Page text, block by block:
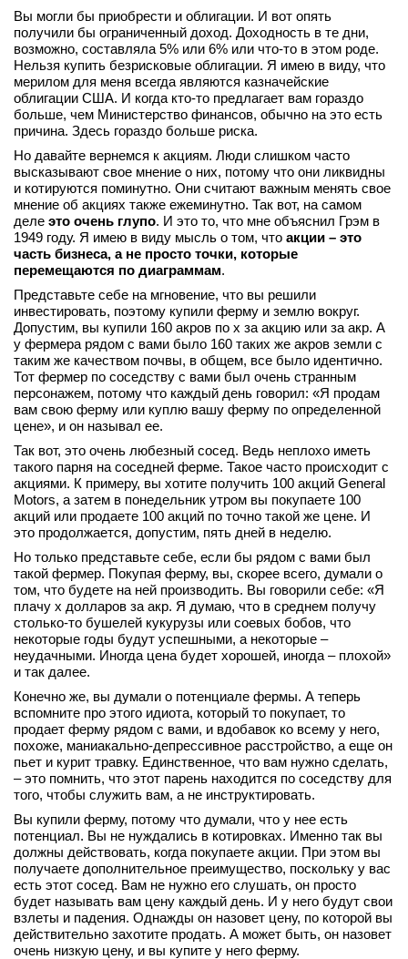
Вы могли бы приобрести и облигации. И вот опять
получили бы ограниченный доход. Доходность в те дни,
возможно, составляла 5% или 6% или что-то в этом роде.
Нельзя купить безрисковые облигации. Я имею в виду, что
мерилом для меня всегда являются казначейские
облигации США. И когда кто-то предлагает вам гораздо
больше, чем Министерство финансов, обычно на это есть
причина. Здесь гораздо больше риска.
Но давайте вернемся к акциям. Люди слишком часто
высказывают свое мнение о них, потому что они ликвидны
и котируются поминутно. Они считают важным менять свое
мнение об акциях также ежеминутно. Так вот, на самом
деле это очень глупо. И это то, что мне объяснил Грэм в
1949 году. Я имею в виду мысль о том, что акции – это
часть бизнеса, а не просто точки, которые
перемещаются по диаграммам.
Представьте себе на мгновение, что вы решили
инвестировать, поэтому купили ферму и землю вокруг.
Допустим, вы купили 160 акров по х за акцию или за акр. А
у фермера рядом с вами было 160 таких же акров земли с
таким же качеством почвы, в общем, все было идентично.
Тот фермер по соседству с вами был очень странным
персонажем, потому что каждый день говорил: «Я продам
вам свою ферму или куплю вашу ферму по определенной
цене», и он называл ее.
Так вот, это очень любезный сосед. Ведь неплохо иметь
такого парня на соседней ферме. Такое часто происходит с
акциями. К примеру, вы хотите получить 100 акций General
Motors, а затем в понедельник утром вы покупаете 100
акций или продаете 100 акций по точно такой же цене. И
это продолжается, допустим, пять дней в неделю.
Но только представьте себе, если бы рядом с вами был
такой фермер. Покупая ферму, вы, скорее всего, думали о
том, что будете на ней производить. Вы говорили себе: «Я
плачу х долларов за акр. Я думаю, что в среднем получу
столько-то бушелей кукурузы или соевых бобов, что
некоторые годы будут успешными, а некоторые –
неудачными. Иногда цена будет хорошей, иногда – плохой»
и так далее.
Конечно же, вы думали о потенциале фермы. А теперь
вспомните про этого идиота, который то покупает, то
продает ферму рядом с вами, и вдобавок ко всему у него,
похоже, маниакально-депрессивное расстройство, а еще он
пьет и курит травку. Единственное, что вам нужно сделать,
– это помнить, что этот парень находится по соседству для
того, чтобы служить вам, а не инструктировать.
Вы купили ферму, потому что думали, что у нее есть
потенциал. Вы не нуждались в котировках. Именно так вы
должны действовать, когда покупаете акции. При этом вы
получаете дополнительное преимущество, поскольку у вас
есть этот сосед. Вам не нужно его слушать, он просто
будет называть вам цену каждый день. И у него будут свои
взлеты и падения. Однажды он назовет цену, по которой вы
действительно захотите продать. А может быть, он назовет
очень низкую цену, и вы купите у него ферму.